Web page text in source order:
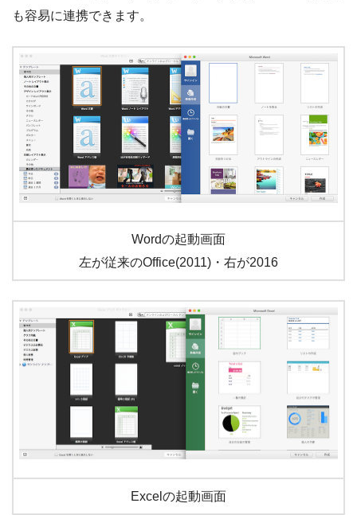
も容易に連携できます。
Wordの起動画面
左が従来のOffice(2011)・右が2016
Excelの起動画面